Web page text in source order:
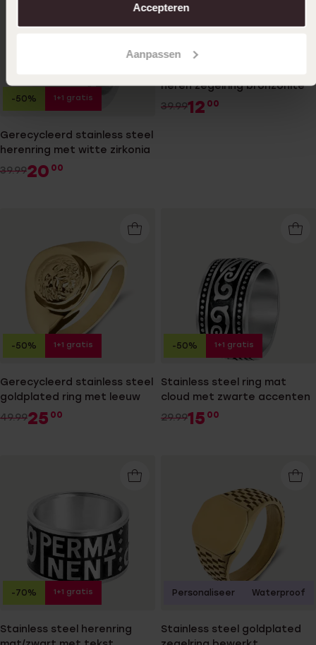
Accepteren
Aanpassen
Gerecycleerd stainless steel
herenring met witte zirkonia
39.9920 00
-50% 1+1 gratis
heren zegelring bronzonite
39.9912 00
Gerecycleerd stainless steel
goldplated ring met leeuw
49.9925 00
-50% 1+1 gratis
Stainless steel ring mat
cloud met zwarte accenten
29.9915 00
-50% 1+1 gratis
Stainless steel herenring
-70% 1+1 gratis
Stainless steel goldplated
Personaliseer Waterproof